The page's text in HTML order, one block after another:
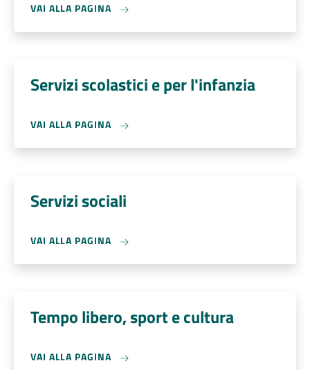
VAI ALLA PAGINA
Servizi scolastici e per l'infanzia
VAI ALLA PAGINA
Servizi sociali
VAI ALLA PAGINA
Tempo libero, sport e cultura
VAI ALLA PAGINA